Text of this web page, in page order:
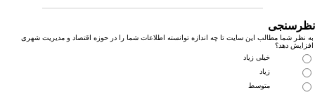
نظر شما مطالب این سایت تا چه اندازه توانسته اطلاعات شما را در حوزه اقتصاد و مدیریت شهری
دهد؟
خیلی زیاد
زیاد
متوسط